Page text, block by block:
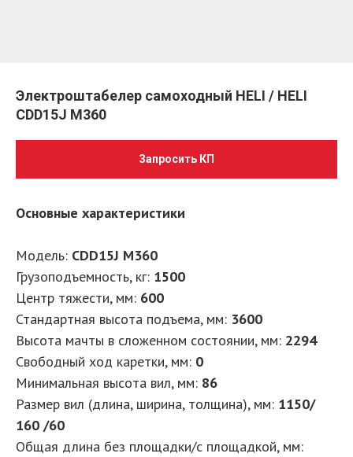
Электроштабелер самоходный HELI / HELI
CDD15J M360
Запросить КП
Основные характеристики
Модель: CDD15J M360
Грузоподъемность, кг: 1500
Центр тяжести, мм: 600
Стандартная высота подъема, мм: 3600
Высота мачты в сложенном состоянии, мм: 2294
Свободный ход каретки, мм: 0
Минимальная высота вил, мм: 86
Размер вил (длина, ширина, толщина), мм: 1150/
160 /60
Общая длина без площадки/с площадкой, мм: